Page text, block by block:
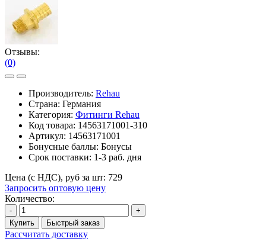
Отзывы:
(0)
Производитель: Rehau
Страна: Германия
Категория: Фитинги Rehau
Код товара: 14563171001-310
Артикул: 14563171001
Бонусные баллы: Бонусы
Срок поставки: 1-3 раб. дня
Цена (с НДС), руб за шт: 729
Запросить оптовую цену
Количество:
-
+
Купить
Быстрый заказ
Рассчитать доставку